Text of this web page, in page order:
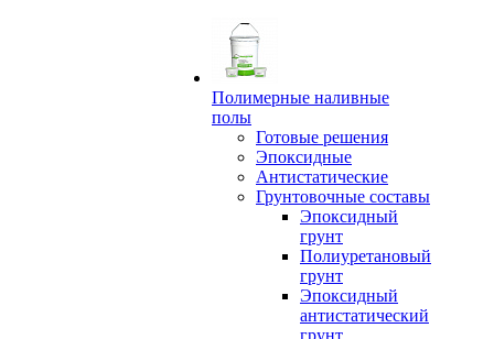
Полимерные наливные
полы
Готовые решения
Эпоксидные
Антистатические
Грунтовочные составы
Эпоксидный
грунт
Полиуретановый
грунт
Эпоксидный
антистатический
грунт